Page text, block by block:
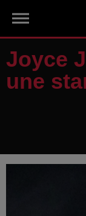
Joyce
une